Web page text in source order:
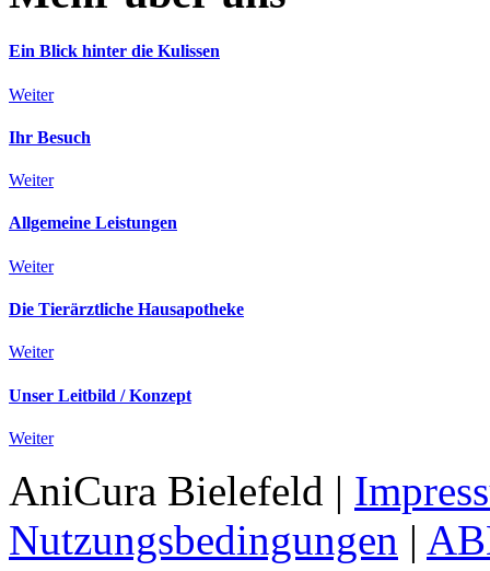
Ein Blick hinter die Kulissen
Weiter
Ihr Besuch
Weiter
Allgemeine Leistungen
Weiter
Die Tierärztliche Hausapotheke
Weiter
Unser Leitbild / Konzept
Weiter
AniCura Bielefeld |
Nutzungsbedingungen |